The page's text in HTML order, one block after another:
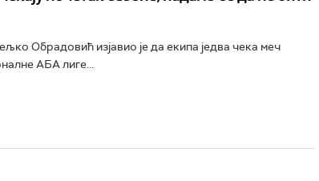
Обрадовић изјавио је да екипа једва чека меч
АБА лиге...